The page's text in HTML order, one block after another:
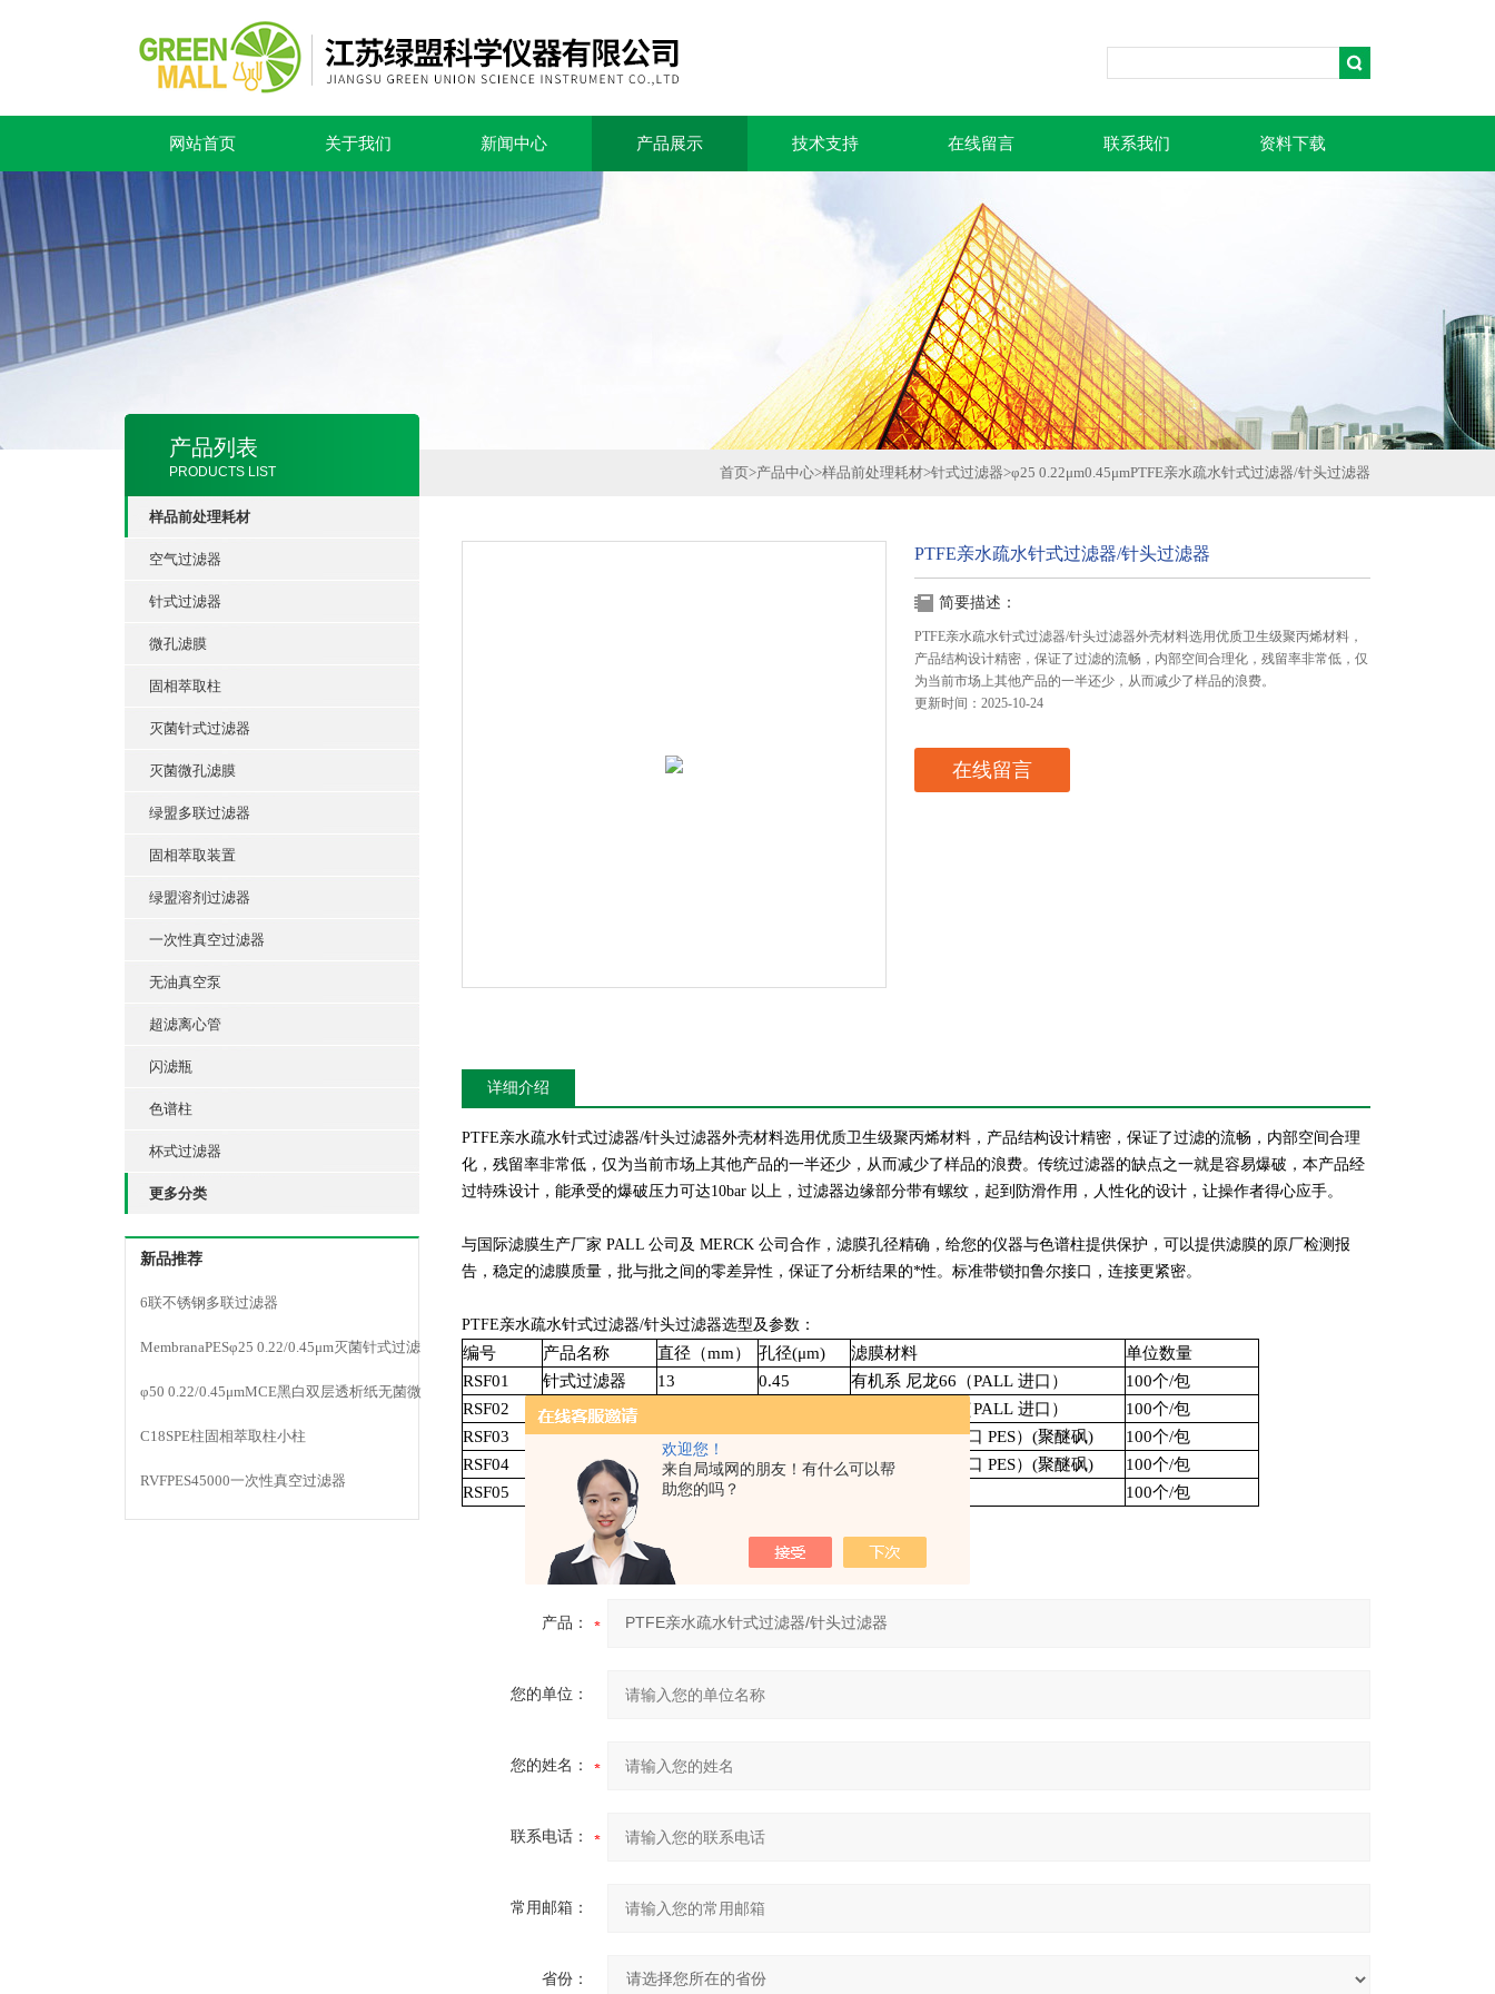
欢迎您！
来自局域网的朋友！有什么可以帮
助您的吗？
网站首页 关于我们 新闻中心 产品展示 技术支持 在线留言 联系我们 资料下载
产品列表
PRODUCTS LIST
样品前处理耗材
空气过滤器
针式过滤器
微孔滤膜
固相萃取柱
灭菌针式过滤器
灭菌微孔滤膜
绿盟多联过滤器
固相萃取装置
绿盟溶剂过滤器
一次性真空过滤器
无油真空泵
超滤离心管
闪滤瓶
色谱柱
杯式过滤器
更多分类
新品推荐
6联不锈钢多联过滤器
MembranaPESφ25 0.22/0.45μm灭菌针式过滤
器
φ50 0.22/0.45μmMCE黑白双层透析纸无菌微
孔滤膜
C18SPE柱固相萃取柱小柱
RVFPES45000一次性真空过滤器
首页>产品中心>样品前处理耗材>针式过滤器>φ25 0.22μm0.45μmPTFE亲水疏水针式过滤器/针头过滤器
PTFE亲水疏水针式过滤器/针头过滤器
简要描述：
PTFE亲水疏水针式过滤器/针头过滤器外壳材料选用优质卫生级聚丙烯材料，
产品结构设计精密，保证了过滤的流畅，内部空间合理化，残留率非常低，仅
为当前市场上其他产品的一半还少，从而减少了样品的浪费。
更新时间：2025-10-24
在线留言
详细介绍
PTFE亲水疏水针式过滤器/针头过滤器外壳材料选用优质卫生级聚丙烯材料，产品结构设计精密，保证了过滤的流畅，内部空间合理
化，残留率非常低，仅为当前市场上其他产品的一半还少，从而减少了样品的浪费。传统过滤器的缺点之一就是容易爆破，本产品经
过特殊设计，能承受的爆破压力可达10bar 以上，过滤器边缘部分带有螺纹，起到防滑作用，人性化的设计，让操作者得心应手。
与国际滤膜生产厂家 PALL 公司及 MERCK 公司合作，滤膜孔径精确，给您的仪器与色谱柱提供保护，可以提供滤膜的原厂检测报
告，稳定的滤膜质量，批与批之间的零差异性，保证了分析结果的*性。标准带锁扣鲁尔接口，连接更紧密。
PTFE亲水疏水针式过滤器/针头过滤器选型及参数：
编号 产品名称 直径（mm） 孔径(μm) 滤膜材料
单位数量
RSF01
针式过滤器 13 0.45 有机系 尼龙66（PALL 进口）
100个/包
RSF02
针式过滤器 尼龙66（PALL 进口）
100个/包
RSF03
针式过滤器 13 0.45 水系 （PALL 进口 PES）(聚醚砜)
100个/包
RSF04
针式过滤器 13 0.22 水系 （PALL 进口 PES）(聚醚砜)
100个/包
RSF05
针式过滤器 25 100个/包
产品：
您的单位：
您的姓名：
联系电话：
常用邮箱：
省份：